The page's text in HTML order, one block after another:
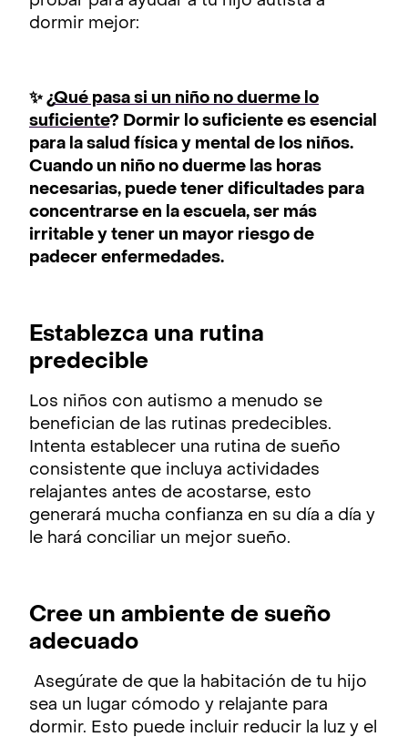
dormir mejor:
✨ ¿Qué pasa si un niño no duerme lo
suficiente? Dormir lo suficiente es esencial
para la salud física y mental de los niños.
Cuando un niño no duerme las horas
necesarias, puede tener dificultades para
concentrarse en la escuela, ser más
irritable y tener un mayor riesgo de
padecer enfermedades.
Establezca una rutina
predecible
Los niños con autismo a menudo se
benefician de las rutinas predecibles.
Intenta establecer una rutina de sueño
consistente que incluya actividades
relajantes antes de acostarse, esto
generará mucha confianza en su día a día y
le hará conciliar un mejor sueño.
Cree un ambiente de sueño
adecuado
Asegúrate de que la habitación de tu hijo
sea un lugar cómodo y relajante para
dormir. Esto puede incluir reducir la luz y el